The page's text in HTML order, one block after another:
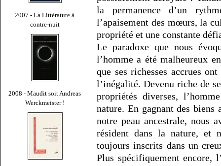
2007 - La Littérature à
contre-nuit
2008 - Maudit soit Andreas
Werckmeister !
la permanence d’un
l’apaisement des mœurs, la
propriété et une constante
Le paradoxe que nous
l’homme a été malheureux
que ses richesses accrues
l’inégalité. Devenu riche de
propriétés diverses,
nature. En gagnant des
notre peau ancestrale, nous
résident dans la nature, et
toujours inscrits dans un
Plus spécifiquement encore,